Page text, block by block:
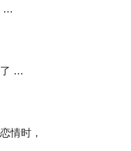
…
了 …
情时，